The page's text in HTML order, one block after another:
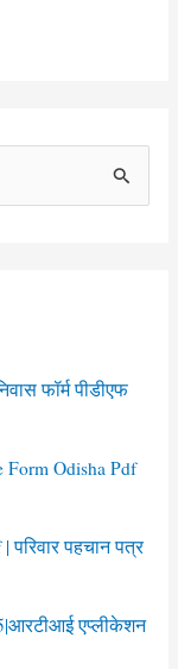
फॉर्म पीडीएफ
Form Odisha Pdf
पहचान पत्र
एप्लीकेशन